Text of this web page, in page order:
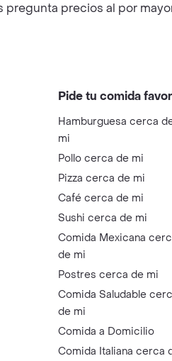
pregunta precios al por
Pide tu comida
Hamburguesa cerca
mi
Pollo cerca de mi
Pizza cerca de mi
Café cerca de mi
Sushi cerca de mi
Comida Mexicana
de mi
Postres cerca de mi
Comida Saludable
de mi
Comida a Domicilio
Comida Italiana cerca